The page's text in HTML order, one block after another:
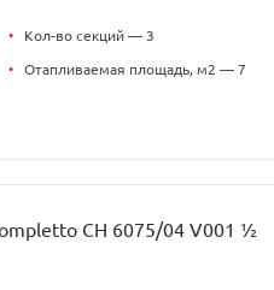
• Кол-во секций — 3
• Отапливаемая площадь, м2 — 7
CH 6075/04 V001 ½